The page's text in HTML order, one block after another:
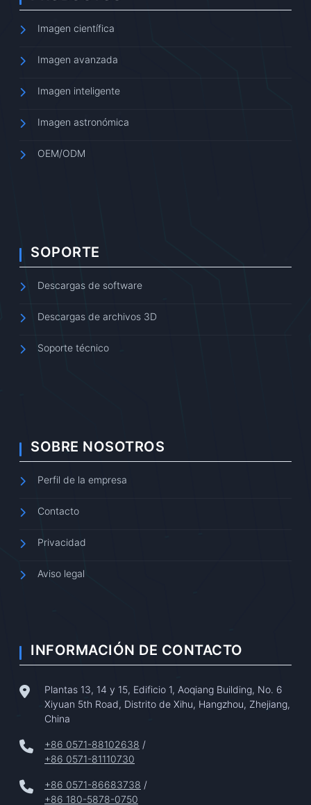
Imagen científica
Imagen avanzada
Imagen inteligente
Imagen astronómica
OEM/ODM
SOPORTE
Descargas de software
Descargas de archivos 3D
Soporte técnico
SOBRE NOSOTROS
Perfil de la empresa
Contacto
Privacidad
Aviso legal
INFORMACIÓN DE CONTACTO
Plantas 13, 14 y 15, Edificio 1, Aoqiang Building, No. 6
Xiyuan 5th Road, Distrito de Xihu, Hangzhou, Zhejiang,
China
+86 0571-88102638 /
+86 0571-81110730
+86 0571-86683738 /
+86 180-5878-0750